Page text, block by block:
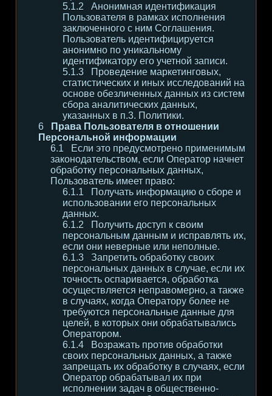
Анонимная идентификация
Пользователя в рамках исполнения
заключенного с ним Соглашения.
Пользователь идентифицируется
анонимно по уникальному
идентификатору его учетной записи.
Проведение маркетинговых,
статистических и иных исследований на
основе обезличенных данных из систем
сбора аналитических данных,
указанных в п.3. Политики.
Права Пользователя в отношении
Персональной информации
Если это предусмотрено применимым
законодательством, если Оператор начнет
обработку персональных данных,
Пользователь имеет право:
Получать информацию о сборе и
использовании его персональных
данных.
Получить доступ к своим
персональным данным и исправлять их,
если они неверные или неполные.
Запретить обработку своих
персональных данных в случае, если их
точность оспаривается, обработка
осуществляется неправомерно, а также
в случаях, когда Оператору более не
требуются персональные данные для
целей, в которых они обрабатывались
Оператором.
Возражать против обработки
своих персональных данных, а также
запрещать их обработку в случаях, если
Оператор обрабатывал их при
исполнении задач в общественно-